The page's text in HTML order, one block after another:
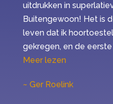
uitdrukken in
Buitengewoon! Het is
leven dat ik
gekregen, en de
Meer lezen“Mijn
Ger Roelink